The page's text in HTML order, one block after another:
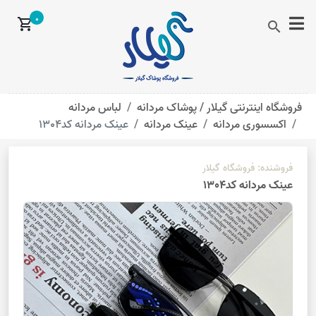
search
shopping_cart0
فروشگاه اینترنتی گیلار /پوشاک مردانه
لباس مردانه
اکسسوری مردانه
عینک مردانه عینک مردانه کد1304
فروشنده: فروشگاه گیلار
عینک مردانه کد1304